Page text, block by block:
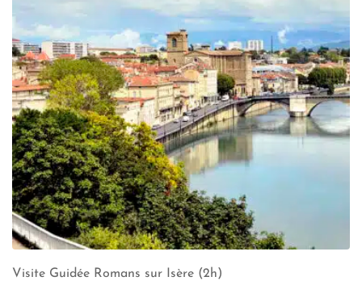
Visite Guidée Romans sur Isère (2h)